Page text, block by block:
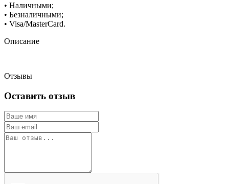
• Наличными;
• Безналичными;
• Visa/MasterCard.
Описание
Отзывы
Оставить отзыв